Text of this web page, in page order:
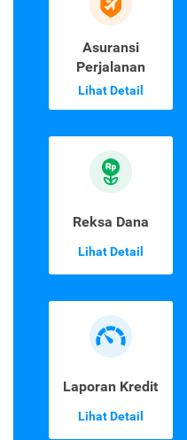
Asuransi
Perjalanan
Lihat Detail
Reksa Dana
Lihat Detail
Laporan Kredit
Lihat Detail